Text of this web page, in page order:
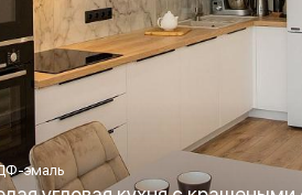
эмаль